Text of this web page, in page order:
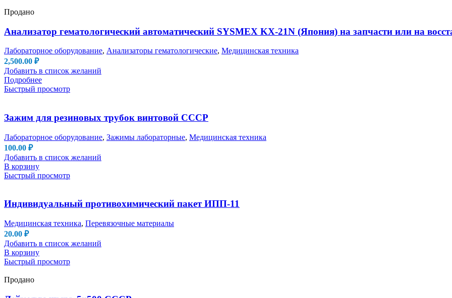
Продано
Анализатор гематологический автоматический SYSMEX KX-21N (Япония) на запчасти или на
Лабораторное оборудование, Анализаторы гематологические, Медицинская техника
2,500.00 ₽
Добавить в список желаний
Подробнее
Быстрый просмотр
Зажим для резиновых трубок винтовой СССР
Лабораторное оборудование, Зажимы лабораторные, Медицинская техника
100.00 ₽
Добавить в список желаний
В корзину
Быстрый просмотр
Индивидуальный противохимический пакет ИПП-11
Медицинская техника, Перевязочные материалы
20.00 ₽
Добавить в список желаний
В корзину
Быстрый просмотр
Продано